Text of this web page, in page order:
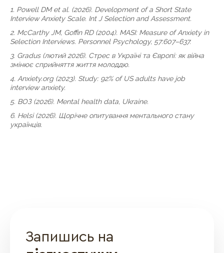
1. Powell DM et al. (2026). Development of a Short State
Interview Anxiety Scale. Int J Selection and Assessment.
2. McCarthy JM, Goffin RD (2004). MASI: Measure of Anxiety in
Selection Interviews. Personnel Psychology, 57:607–637.
3. Gradus (лютий 2026). Стрес в Україні та Європі: як війна
змінює сприйняття життя молоддю.
4. Anxiety.org (2023). Study: 92% of US adults have job
interview anxiety.
5. ВОЗ (2026). Mental health data, Ukraine.
6. Helsi (2026). Щорічне опитування ментального стану
українців.
Запишись на